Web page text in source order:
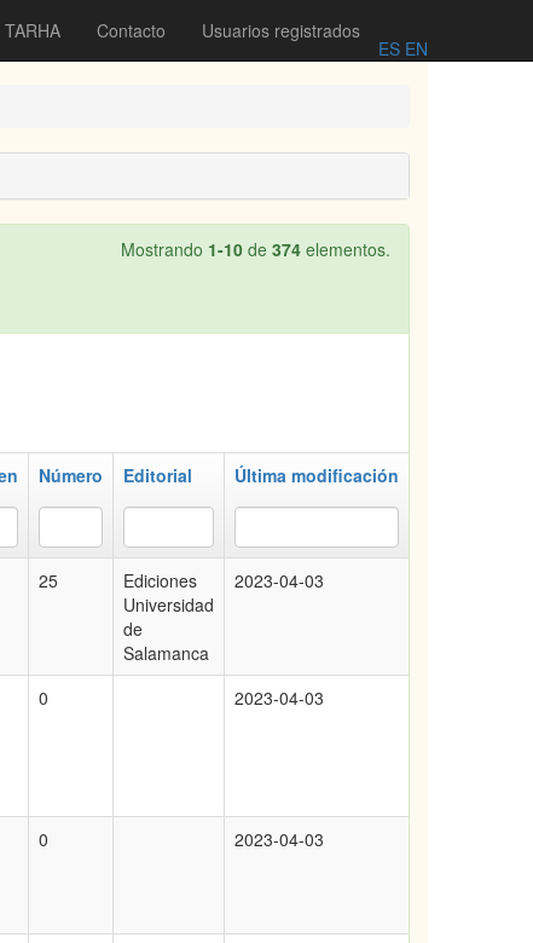
TARHA Contacto Usuarios registrados
ES EN
Mostrando 1-10 de 374 elementos.
Número Editorial Última modificación
25
Ediciones
Universidad
de
Salamanca
2023-04-03
0 2023-04-03
0 2023-04-03